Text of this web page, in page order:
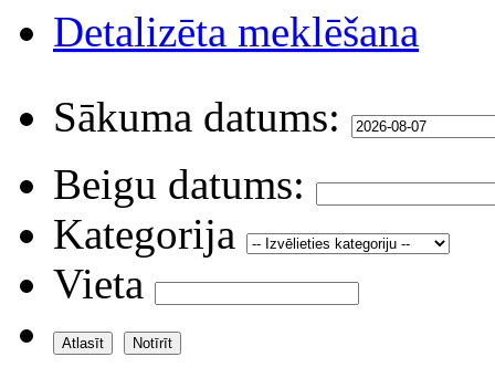
Detalizēta meklēšana
Sākuma datums:
Beigu datums:
Kategorija
Vieta